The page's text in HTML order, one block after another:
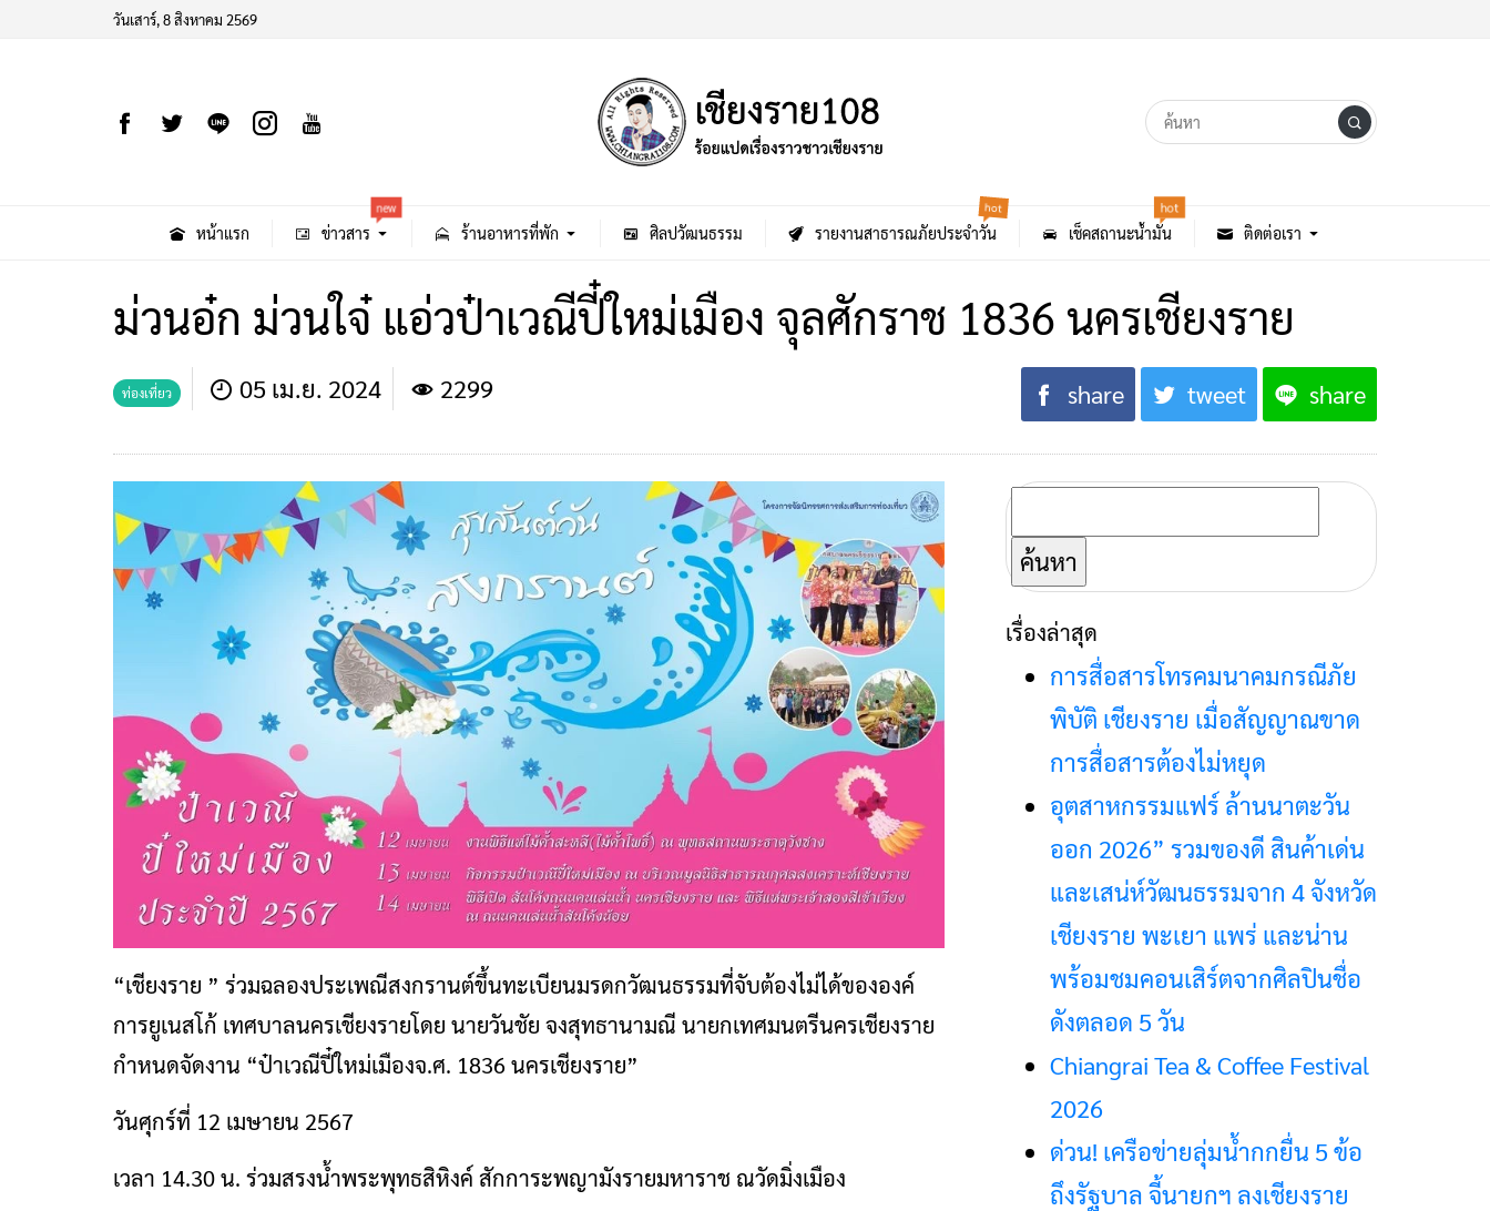
วันเสาร์, 8 สิงหาคม 2569
หน้าแรก ข่าวสาร
new
ร้านอาหารที่พัก ศิลปวัฒนธรรม รายงานสาธารณภัยประจำวัน
hot
เช็คสถานะน้ำมัน
hot
ติดต่อเรา
ม่วนอ๋ก ม่วนใจ๋ แอ่วป๋าเวณีปี๋ใหม่เมือง จุลศักราช 1836 นครเชียงราย
ท่องเที่ยว 05 เม.ย. 2024 2299 share tweet share
“เชียงราย ” ร่วมฉลองประเพณีสงกรานต์ขึ้นทะเบียนมรดกวัฒนธรรมที่จับต้องไม่ได้ขององค์
การยูเนสโก้ เทศบาลนครเชียงรายโดย นายวันชัย จงสุทธานามณี นายกเทศมนตรีนครเชียงราย
กำหนดจัดงาน “ป๋าเวณีปี๋ใหม่เมืองจ.ศ. 1836 นครเชียงราย”
วันศุกร์ที่ 12 เมษายน 2567
เวลา 14.30 น. ร่วมสรงน้ำพระพุทธสิหิงค์ สักการะพญามังรายมหาราช ณวัดมิ่งเมือง
ค้นหา
สำหรับ:
เรื่องล่าสุด
การสื่อสารโทรคมนาคมกรณีภัย
พิบัติ เชียงราย เมื่อสัญญาณขาด
การสื่อสารต้องไม่หยุด
อุตสาหกรรมแฟร์ ล้านนาตะวัน
ออก 2026” รวมของดี สินค้าเด่น
และเสน่ห์วัฒนธรรมจาก 4 จังหวัด
เชียงราย พะเยา แพร่ และน่าน
พร้อมชมคอนเสิร์ตจากศิลปินชื่อ
ดังตลอด 5 วัน
Chiangrai Tea & Coffee Festival
2026
ด่วน! เครือข่ายลุ่มน้ำกกยื่น 5 ข้อ
ถึงรัฐบาล จี้นายกฯ ลงเชียงราย